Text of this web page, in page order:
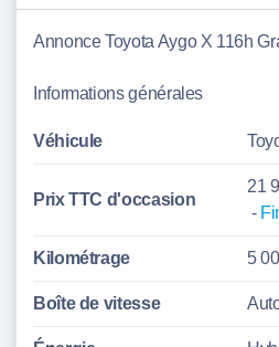
Annonce Toyota Aygo X 116h
Informations générales
Véhicule
Prix TTC d'occasion
21
-
Kilométrage 5
Boîte de vitesse